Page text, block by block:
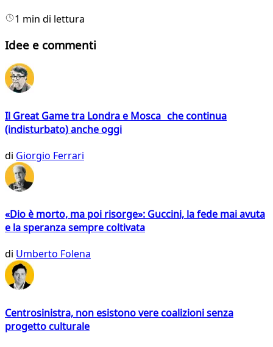
1 min di lettura
Idee e commenti
Il Great Game tra Londra e Mosca che continua
(indisturbato) anche oggi
di Giorgio Ferrari
«Dio è morto, ma poi risorge»: Guccini, la fede mai avuta
e la speranza sempre coltivata
di Umberto Folena
Centrosinistra, non esistono vere coalizioni senza
progetto culturale